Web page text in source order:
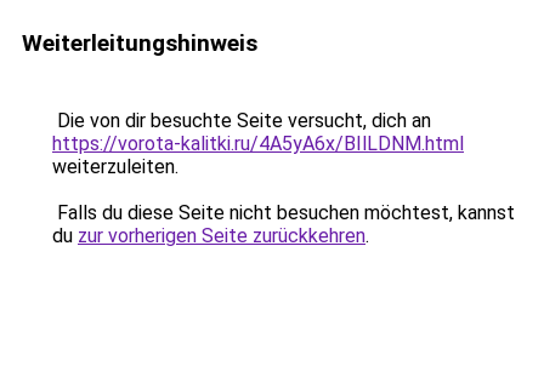
Weiterleitungshinweis
Die von dir besuchte Seite versucht, dich an
https://vorota-kalitki.ru/4A5yA6x/BIlLDNM.html
weiterzuleiten.
Falls du diese Seite nicht besuchen möchtest, kannst
du zur vorherigen Seite zurückkehren.